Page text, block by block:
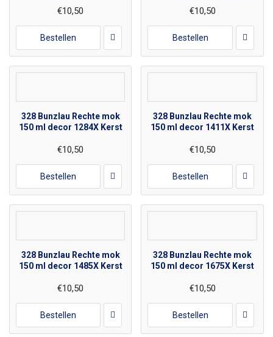
€10,50
Bestellen
€10,50
Bestellen
328 Bunzlau Rechte mok
150 ml decor 1284X Kerst
€10,50
Bestellen
328 Bunzlau Rechte mok
150 ml decor 1411X Kerst
€10,50
Bestellen
328 Bunzlau Rechte mok
150 ml decor 1485X Kerst
€10,50
Bestellen
328 Bunzlau Rechte mok
150 ml decor 1675X Kerst
€10,50
Bestellen